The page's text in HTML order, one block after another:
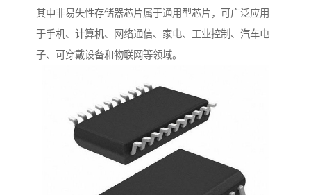
其中非易失性存储器芯片属于通用型芯片，可广泛应用
于手机、计算机、网络通信、家电、工业控制、汽车电
子、可穿戴设备和物联网等领域。